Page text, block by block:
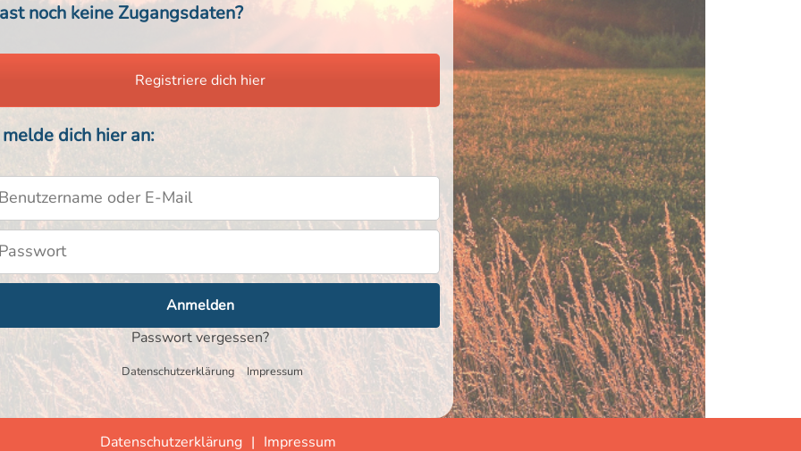
noch keine Zugangsdaten?
Registriere dich hier
dich hier an:
Passwort vergessen?
Datenschutzerklärung Impressum
Datenschutzerklärung Impressum